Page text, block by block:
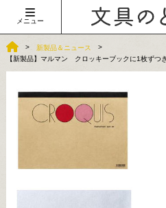
メニュー
新製品＆ニュース
【新製品】マルマン クロッキーブックに1枚ずつ